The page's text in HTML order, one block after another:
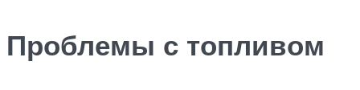
Проблемы с топливом